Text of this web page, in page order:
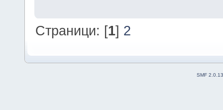
Страници: [1] 2
SMF 2.0.13